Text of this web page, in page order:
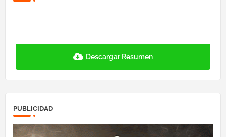
Descargar Resumen
PUBLICIDAD